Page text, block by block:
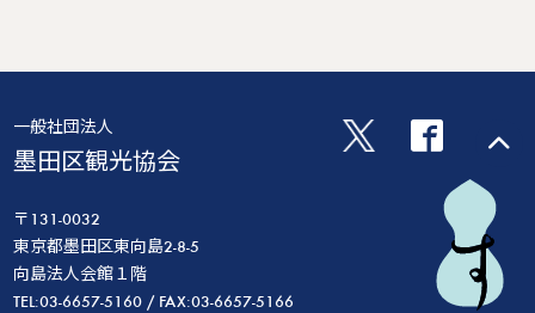
一般社団法人
墨田区観光協会
〒131-0032
東京都墨田区東向島2-8-5
向島法人会館１階
TEL:03-6657-5160 / FAX:03-6657-5166